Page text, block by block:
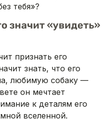
тебя»?
значит «увидеть»
признать его
знать, что его
любимую собаку —
он мечтает
к деталям его
вселенной.